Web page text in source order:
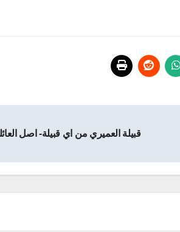
قبيلة العميري من اي قبيلة- اصل